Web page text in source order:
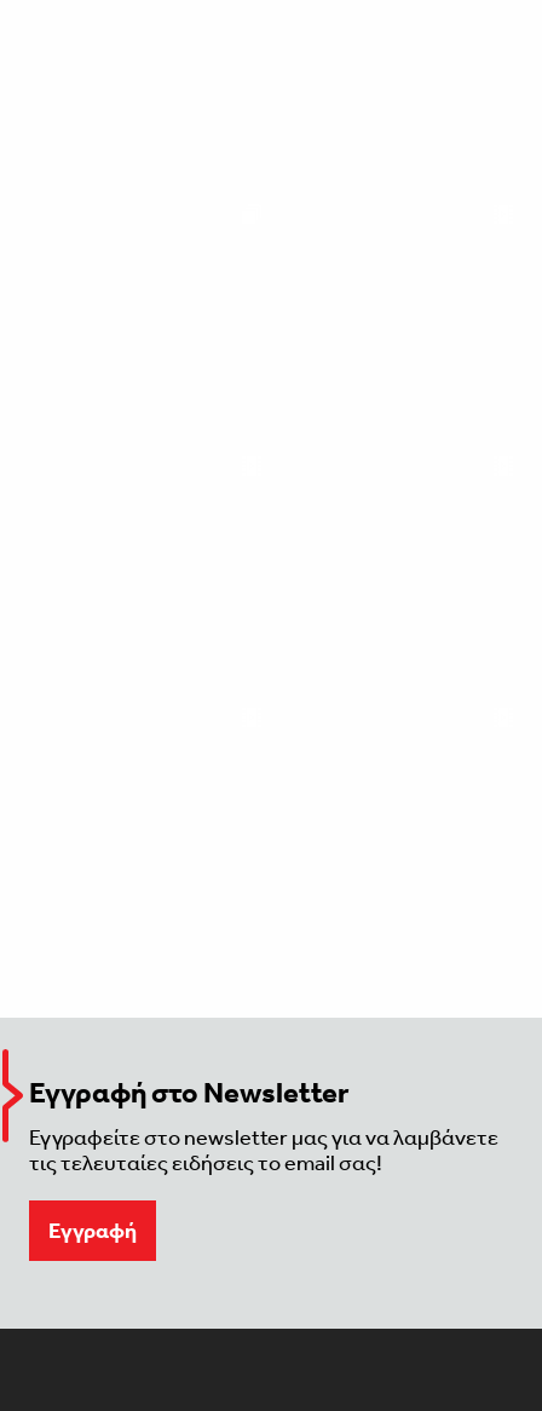
Εγγραφή στο Newsletter
Εγγραφείτε στο newsletter μας για να λαμβάνετε
τις τελευταίες ειδήσεις το email σας!
Eγγραφή